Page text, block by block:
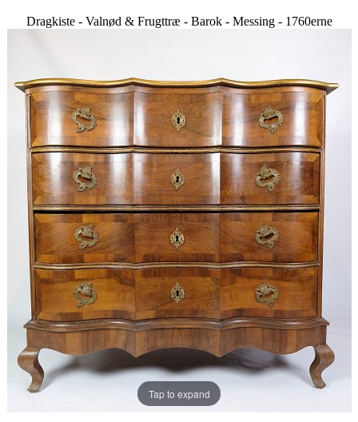
Dragkiste - Valnød & Frugttræ - Barok - Messing - 1760erne
Tap to expand